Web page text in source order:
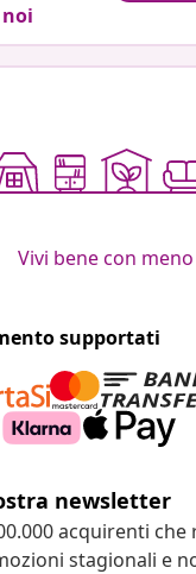
Vivi bene con meno
supportati
newsletter
acquirenti
stagionali e